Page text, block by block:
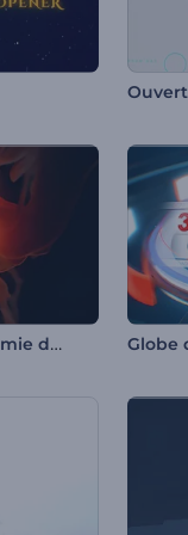
Animation de Logo Alchimie du Feu Globe